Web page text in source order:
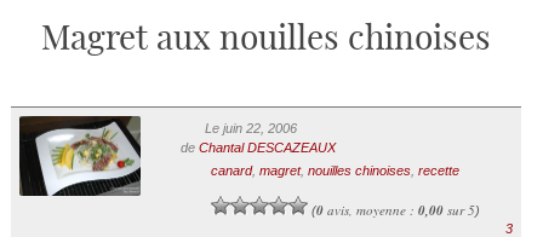
Magret aux nouilles chinoises
Le juin 22, 2006
de Chantal DESCAZEAUX
canard, magret, nouilles chinoises, recette
(0avis, moyenne : 0,00sur 5)
3